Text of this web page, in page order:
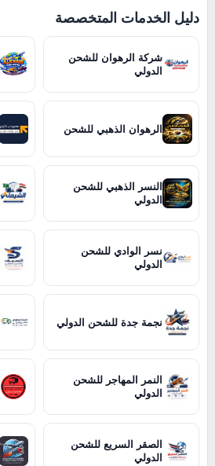
دليل الخدمات المتخصصة
شركة الرهوان للشحن
الدولي
الرهوان الذهبي للشحن
النسر الذهبي للشحن
الدولي
نسر الوادي للشحن
الدولي
نجمة جدة للشحن الدولي
النمر المهاجر للشحن
الدولي
الصقر السريع للشحن
الدولي